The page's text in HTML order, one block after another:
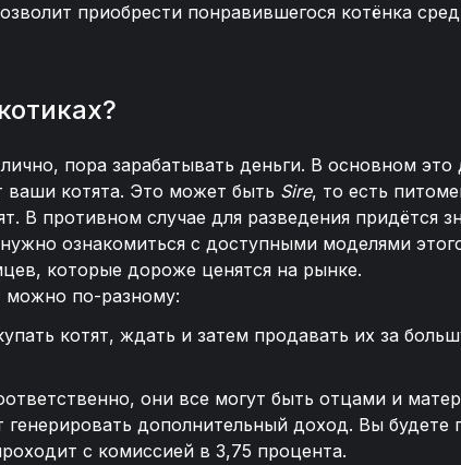
приобрести понравившегося котёнка
пора зарабатывать деньги. В основном
ваши котята. Это может быть Sire, то есть
В противном случае для разведения придётся
ознакомиться с доступными моделями
которые дороже ценятся на рынке.
можно по-разному:
котят, ждать и затем продавать их за
они все могут быть отцами и
дополнительный доход. Вы
с комиссией в 3,75 процента.